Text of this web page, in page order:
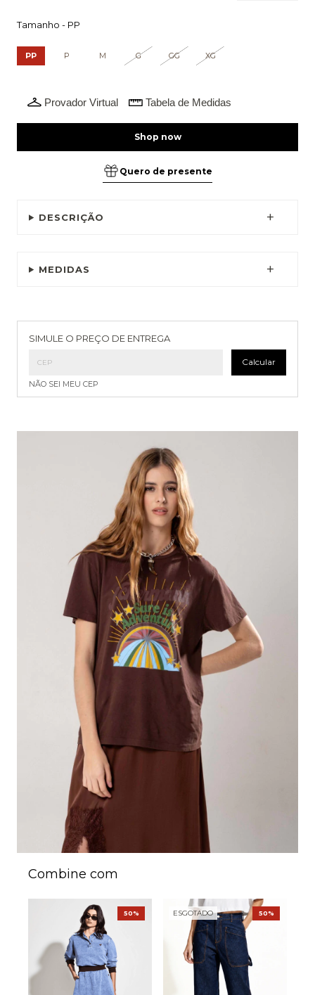
Tamanho - PP
PP P M G GG XG
Provador Virtual Tabela de Medidas
Quero de presente
DESCRIÇÃO
MEDIDAS
SIMULE O PREÇO DE ENTREGA
Calcular
NÃO SEI MEU CEP
Combine com
50% ESGOTADO 50%